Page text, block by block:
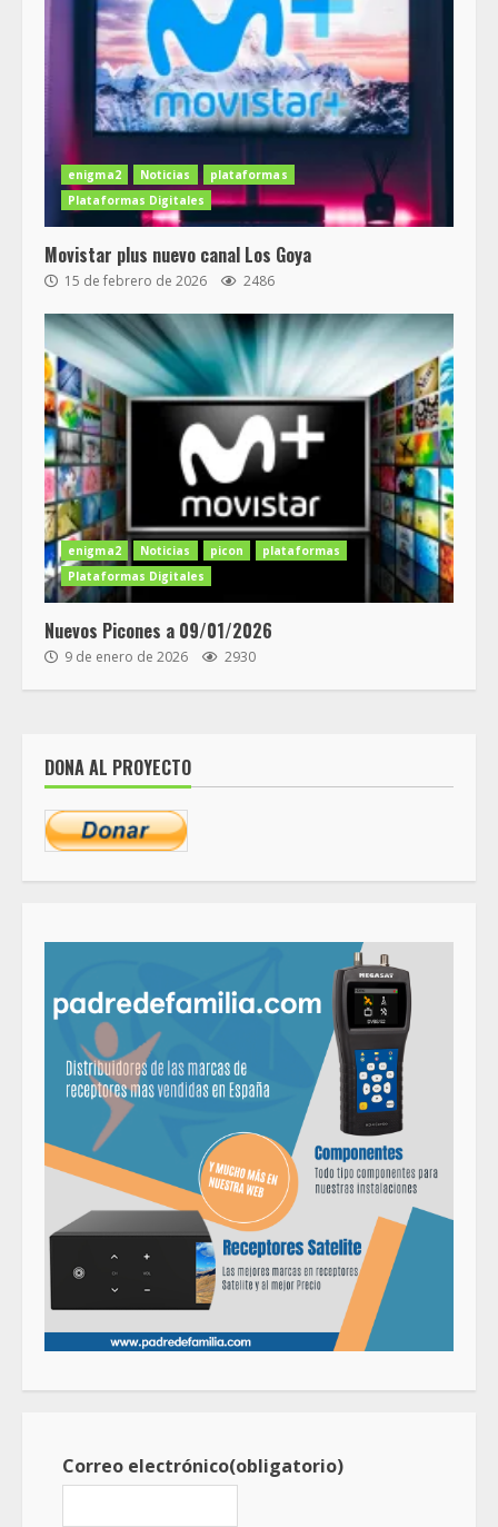
enigma2 Noticias
plataformas
Plataformas Digitales
Movistar plus nuevo canal Los Goya
15 de febrero de 2026 2486
enigma2 Noticias picon
plataformas
Plataformas Digitales
Nuevos Picones a 09/01/2026
9 de enero de 2026 2930
DONA AL PROYECTO
Correo electrónico(obligatorio)